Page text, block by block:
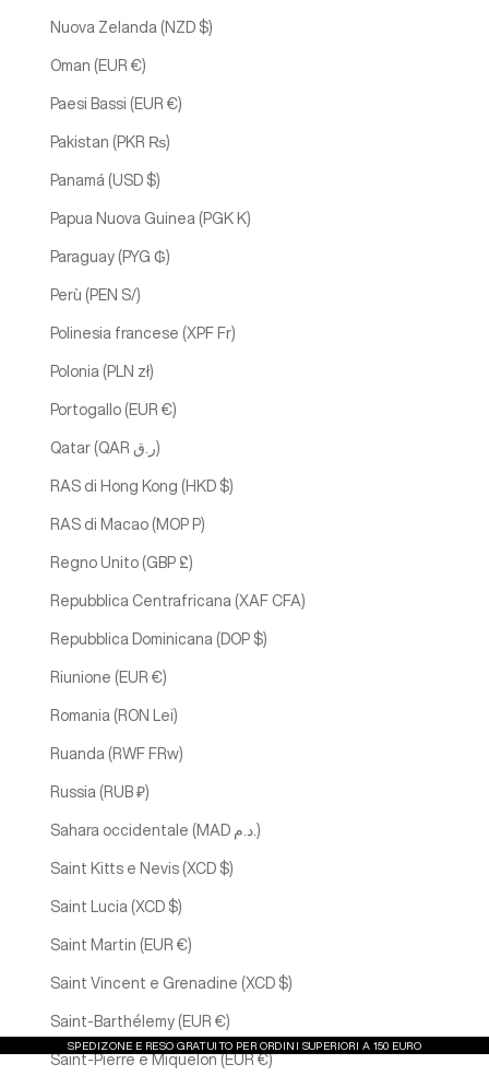
SPEDIZONE E RESO GRATUITO PER ORDINI SUPERIORI A 150 EURO
Nuova Zelanda (NZD $)
Oman (EUR €)
Paesi Bassi (EUR €)
Pakistan (PKR ₨)
Panamá (USD $)
Papua Nuova Guinea (PGK K)
Paraguay (PYG ₲)
Perù (PEN S/)
Polinesia francese (XPF Fr)
Polonia (PLN zł)
Portogallo (EUR €)
Qatar (QAR ر.ق)
RAS di Hong Kong (HKD $)
RAS di Macao (MOP P)
Regno Unito (GBP £)
Repubblica Centrafricana (XAF CFA)
Repubblica Dominicana (DOP $)
Riunione (EUR €)
Romania (RON Lei)
Ruanda (RWF FRw)
Russia (RUB ₽)
Sahara occidentale (MAD د.م.)
Saint Kitts e Nevis (XCD $)
Saint Lucia (XCD $)
Saint Martin (EUR €)
Saint Vincent e Grenadine (XCD $)
Saint-Barthélemy (EUR €)
Saint-Pierre e Miquelon (EUR €)